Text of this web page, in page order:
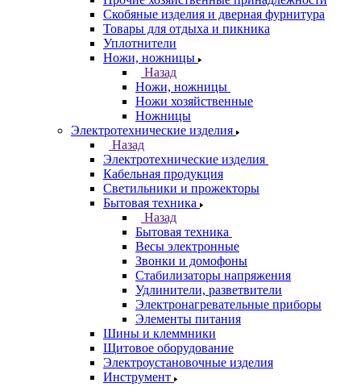
Скобяные изделия и дверная фурнитура
Товары для отдыха и пикника
Уплотнители
Ножи, ножницы
Назад
Ножи, ножницы
Ножи хозяйственные
Ножницы
Электротехнические изделия
Назад
Электротехнические изделия
Кабельная продукция
Светильники и прожекторы
Бытовая техника
Назад
Бытовая техника
Весы электронные
Звонки и домофоны
Стабилизаторы напряжения
Удлинители, разветвители
Электронагревательные приборы
Элементы питания
Шины и клеммники
Щитовое оборудование
Электроустановочные изделия
Инструмент